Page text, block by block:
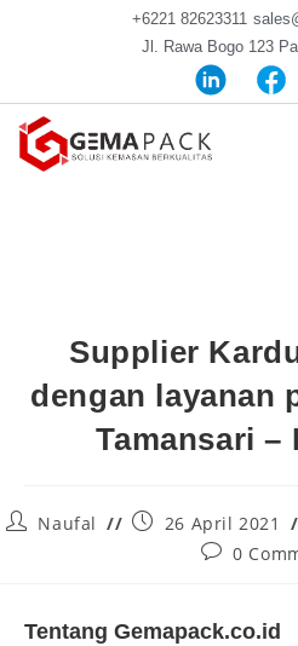
+6221 82623311
Jl. Rawa Bogo 123
Supplier
dengan layanan
Tamansari –
Naufal 26 April 2021
0
Tentang Gemapack.co.id